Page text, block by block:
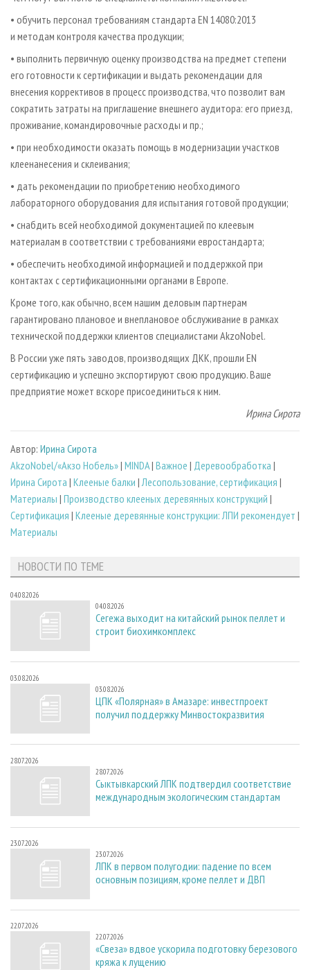
• обучить персонал требованиям стандарта EN 14080:2013
и методам контроля качества продукции;
• выполнить первичную оценку производства на предмет степени
его готовности к сертификации и выдать рекомендации для
внесения коррективов в процесс производства, что позволит вам
сократить затраты на приглашение внешнего аудитора: его приезд,
проживание, командировочные расходы и пр.;
• при необходимости оказать помощь в модернизации участков
клеенанесения и склеивания;
• дать рекомендации по приобретению необходимого
лабораторного оборудования для испытания готовой продукции;
• снабдить всей необходимой документацией по клеевым
материалам в соответствии с требованиями евростандарта;
• обеспечить необходимой информацией и поддержкой при
контактах с сертификационными органами в Европе.
Кроме того, как обычно, всем нашим деловым партнерам
гарантировано плановое и внеплановое обслуживание в рамках
технической поддержки клиентов специалистами AkzoNobel.
В России уже пять заводов, производящих ДКК, прошли EN
сертификацию и успешно экспортируют свою продукцию. Ваше
предприятие может вскоре присоединиться к ним.
Ирина Сирота
Автор: Ирина Сирота
AkzoNobel/«Акзо Нобель»| MINDA| Важное | Деревообработка |
Ирина Сирота | Клееные балки | Лесопользование, сертификация |
Материалы | Производство клееных деревянных конструкций |
Сертификация | Клееные деревянные конструкции: ЛПИ рекомендует |
Материалы
НОВОСТИ ПО ТЕМЕ
04.08.2026
04.08.2026
Сегежа выходит на китайский рынок пеллет и
строит биохимкомплекс
03.08.2026
03.08.2026
ЦПК «Полярная» в Амазаре: инвестпроект
получил поддержку Минвостокразвития
28.07.2026
28.07.2026
Сыктывкарский ЛПК подтвердил соответствие
международным экологическим стандартам
23.07.2026
23.07.2026
ЛПК в первом полугодии: падение по всем
основным позициям, кроме пеллет и ДВП
22.07.2026
22.07.2026
«Свеза» вдвое ускорила подготовку березового
кряжа к лущению